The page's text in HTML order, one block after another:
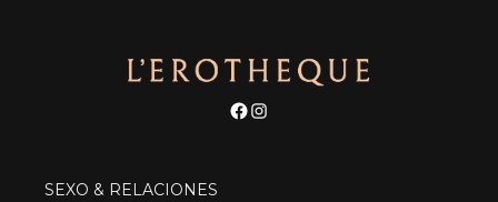
Facebook
Instagram
SEXO & RELACIONES